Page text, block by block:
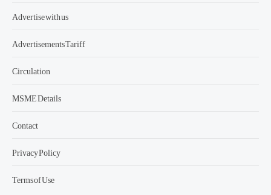
Advertise with us
Advertisements Tariff
Circulation
MSME Details
Contact
Privacy Policy
Terms of Use